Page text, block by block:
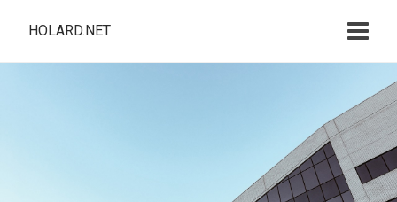
HOLARD.NET